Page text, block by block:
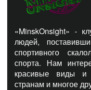
«MinskOnsight» -
людей,
спортивного
спорта. Нам
красивые виды и
странам и многое